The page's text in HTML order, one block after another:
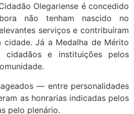
Olegariense é concedido
não tenham nascido no
serviços e contribuíram
cidade. Já a Medalha de Mérito
cidadãos e instituições pelos
— entre personalidades
as honrarias indicadas pelos
pelo plenário.